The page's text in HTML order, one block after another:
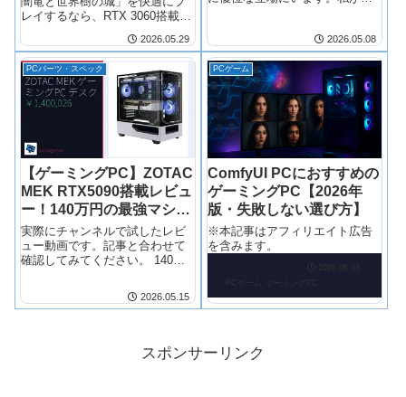
レイするなら、RTX 3060搭載の
2026.05.29
もコストパフォーマンスが高
い」と感じていました。
2026.05.08
PCパーツ・スペック
【ゲーミングPC】ZOTAC
MEK RTX5090搭載レビュ
ー！140万円の最強マシン
は買う価値があるのか
【正直な評価】
実際にチャンネルで試したレビ
ュー動画です。記事と合わせて
確認してみてください。 140万
っておくべき話 正直、最初は
「さすがに140万円は正気じゃな
2026.05.15
PCゲーム
ComfyUI PCにおすすめの
ゲーミングPC【2026年
版・失敗しない選び方】
※本記事はアフィリエイト広告
を含みます。
スポンサーリンク